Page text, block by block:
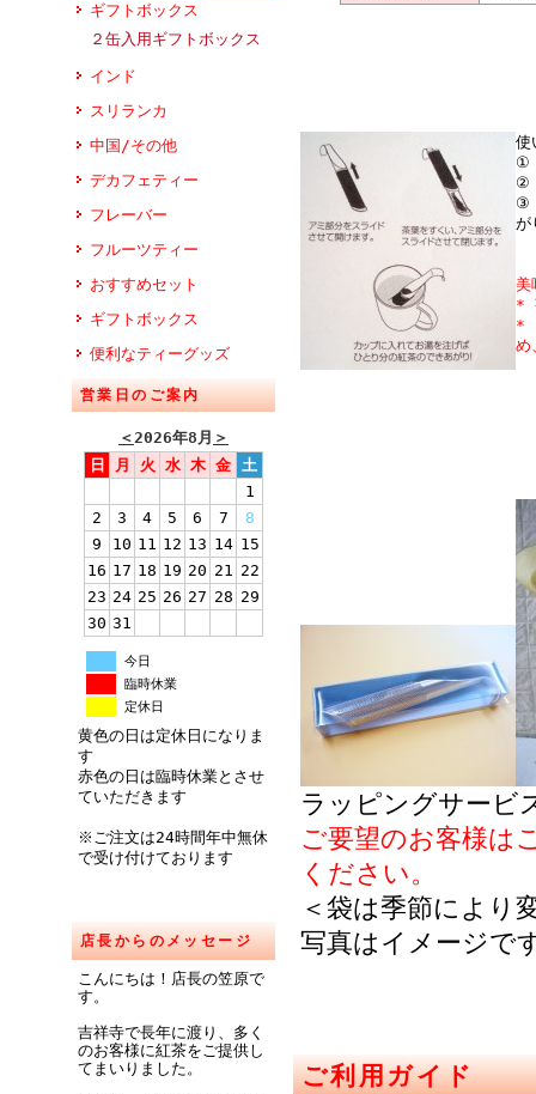
ギフトボックス
２缶入用ギフトボックス
インド
スリランカ
中国/その他
デカフェティー
フレーバー
フルーツティー
おすすめセット
ギフトボックス
便利なティーグッズ
営業日のご案内
＜2026年8月 ＞
日
月 火 水 木 金 土
1
2
3 4 5 6 7
8
9
10 11 12 13 14 15
16 17 18 19 20 21 22
23 24 25 26 27 28 29
30 31
今日
臨時休業
定休日
黄色の日は定休日になりま
す
赤色の日は臨時休業とさせ
ていただきます
※ご注文は24時間年中無休
で受け付けております
店長からのメッセージ
こんにちは！店長の笠原で
す。
吉祥寺で長年に渡り、多く
のお客様に紅茶をご提供し
てまいりました。
使
①
②
③
が
美
*
*
め
ラッピングサービ
ご要望のお客様は
ください。
＜袋は季節により
写真はイメージで
ご利用ガイド